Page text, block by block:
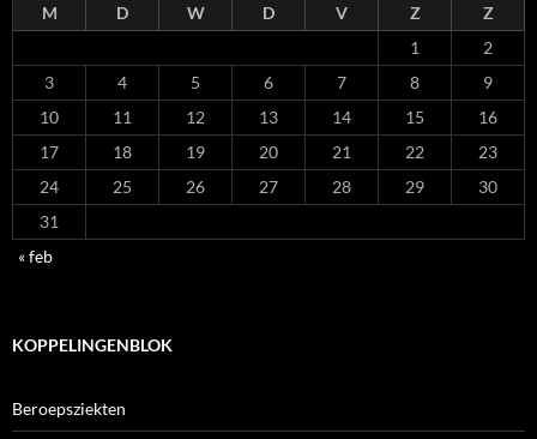
M D W D V Z
Z
1
2
3
4 5 6 7 8
9
10
11 12 13 14 15
16
17
18 19 20 21 22
23
24
25 26 27 28 29
30
31
« feb
KOPPELINGENBLOK
Beroepsziekten